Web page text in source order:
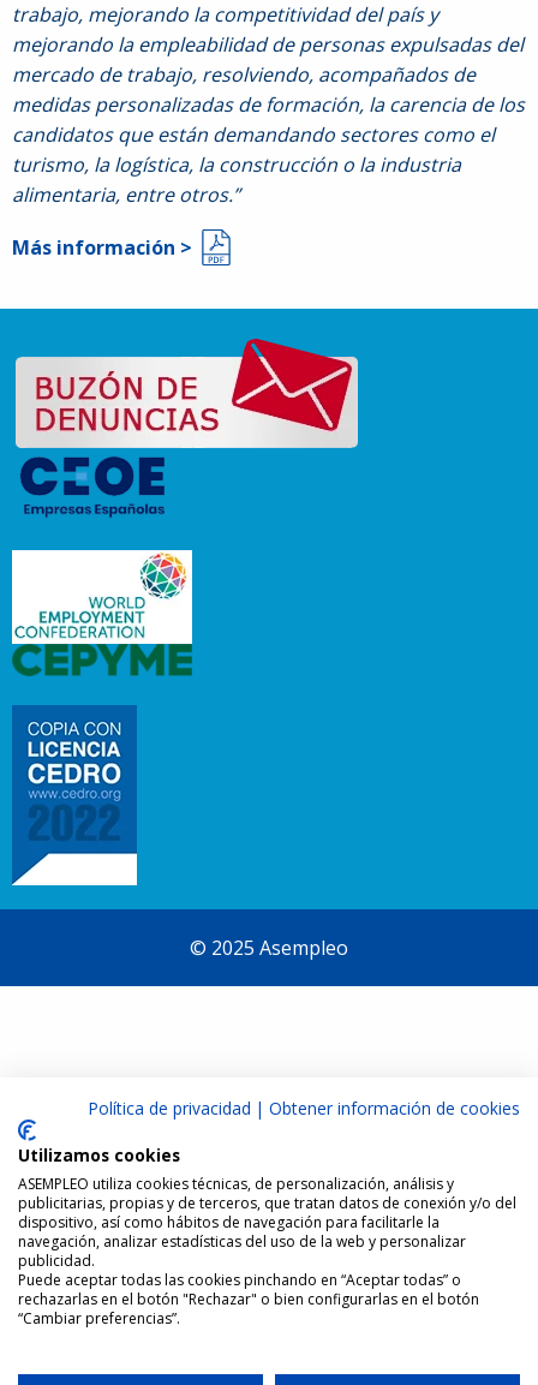
trabajo, mejorando la competitividad del país y
mejorando la empleabilidad de personas expulsadas del
mercado de trabajo, resolviendo, acompañados de
medidas personalizadas de formación, la carencia de los
candidatos que están demandando sectores como el
turismo, la logística, la construcción o la industria
alimentaria, entre otros.”
Más información >
© 2025 Asempleo
Política de privacidad | Obtener información de cookies
Utilizamos cookies
ASEMPLEO utiliza cookies técnicas, de personalización, análisis y
publicitarias, propias y de terceros, que tratan datos de conexión y/o del
dispositivo, así como hábitos de navegación para facilitarle la
navegación, analizar estadísticas del uso de la web y personalizar
publicidad.
Puede aceptar todas las cookies pinchando en “Aceptar todas” o
rechazarlas en el botón "Rechazar" o bien configurarlas en el botón
“Cambiar preferencias”.